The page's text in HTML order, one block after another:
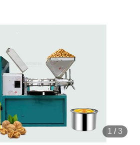
1 /3